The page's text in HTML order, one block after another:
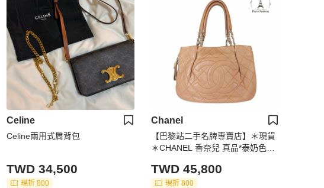
Celine
Celine兩用式肩背包
TWD 34,500
現折 800
Chanel
【巴黎站二手名牌專賣店】＊現貨
＊CHANEL 香奈兒 真品*泰奶色菱
背包
TWD 45,800
現折 800